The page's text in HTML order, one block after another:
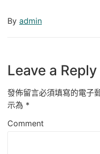
By admin
Leave a Reply
發佈留言必須填寫的電子
示為 *
Comment